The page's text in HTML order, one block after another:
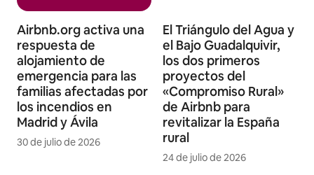
Airbnb.org activa una
respuesta de
alojamiento de
emergencia para las
familias afectadas por
los incendios en
Madrid y Ávila
30 de julio de 2026
El Triángulo del Agua y
el Bajo Guadalquivir,
los dos primeros
proyectos del
«Compromiso Rural»
de Airbnb para
revitalizar la España
rural
24 de julio de 2026